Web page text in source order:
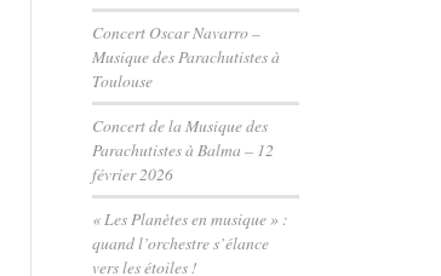
Concert Oscar Navarro –
Musique des Parachutistes à
Toulouse
Concert de la Musique des
Parachutistes à Balma – 12
février 2026
« Les Planètes en musique » :
quand l’orchestre s’élance
vers les étoiles !